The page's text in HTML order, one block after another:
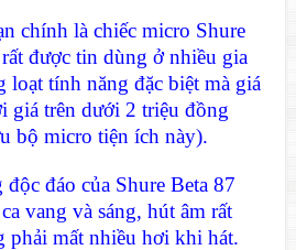
chính là chiếc micro Shure
được tin dùng ở nhiều gia
loạt tính năng đặc biệt mà giá
giá trên dưới 2 triệu đồng
bộ micro tiện ích này).
đáo của Shure Beta 87
vang và sáng, hút âm rất
phải mất nhiều hơi khi hát.